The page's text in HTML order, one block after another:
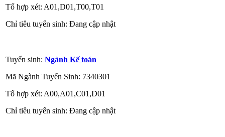
Tổ hợp xét: A01,D01,T00,T01
Chỉ tiêu tuyển sinh: Đang cập nhật
Tuyển sinh: Ngành Kế toán
Mã Ngành Tuyển Sinh: 7340301
Tổ hợp xét: A00,A01,C01,D01
Chỉ tiêu tuyển sinh: Đang cập nhật